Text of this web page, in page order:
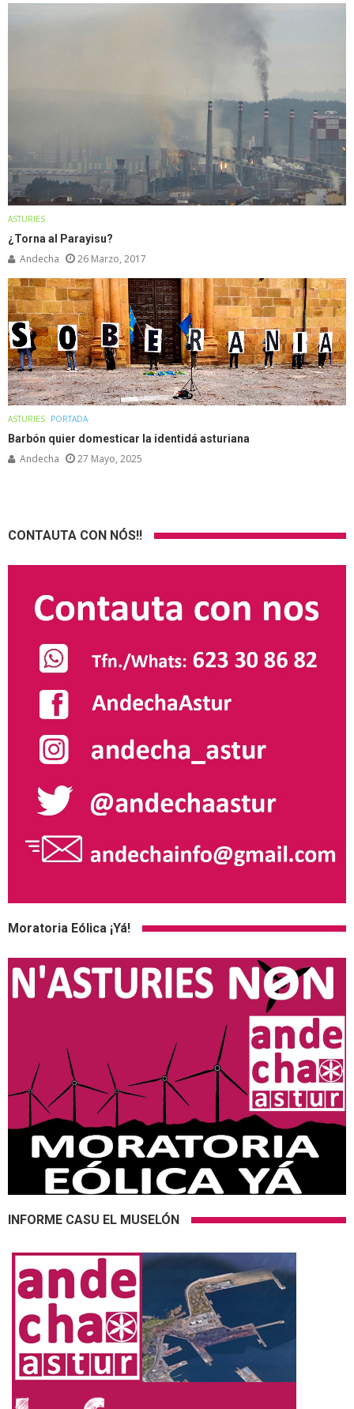
ASTURIES
¿Torna al Parayisu?
Andecha 26 Marzo, 2017
ASTURIES PORTADA
Barbón quier domesticar la identidá asturiana
Andecha 27 Mayo, 2025
CONTAUTA CON NÓS!!
Moratoria Eólica ¡Yá!
INFORME CASU EL MUSELÓN